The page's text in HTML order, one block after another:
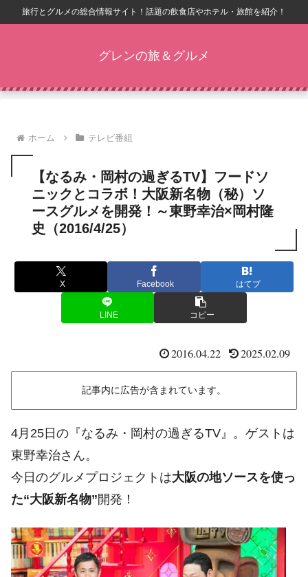
旅行とグルメの総合情報サイト！話題の飲食店やホテル・旅館を紹介！
グレンの旅＆グルメ
ホーム テレビ番組
【なるみ・岡村の過ぎるTV】フードソ
ニックとコラボ！大阪新名物（秘）ソ
ースグルメを開発！～東野幸治×岡村隆
史（2016/4/25）
X Facebook はてブ
LINE コピー
2016.04.22 2025.02.09
記事内に広告が含まれています。
4月25日の『なるみ・岡村の過ぎるTV』。ゲストは
東野幸治さん。
今日のグルメプロジェクトは大阪の地ソースを使っ
た“大阪新名物”開発！